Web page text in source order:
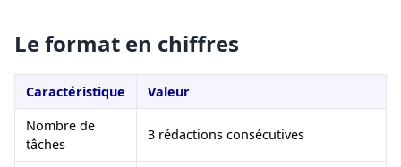
Le format en chiffres
Caractéristique
Valeur
Nombre de
tâches
3 rédactions consécutives